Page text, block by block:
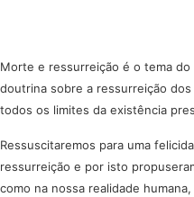
Morte e ressurreição é o tema
doutrina sobre a ressurreição
todos os limites da existência
Ressuscitaremos para uma
ressurreição e por isto
como na nossa realidade